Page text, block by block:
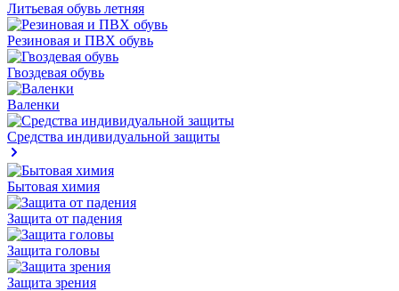
Литьевая обувь летняя
Резиновая и ПВХ обувь
Гвоздевая обувь
Валенки
Средства индивидуальной защиты
Бытовая химия
Защита от падения
Защита головы
Защита зрения